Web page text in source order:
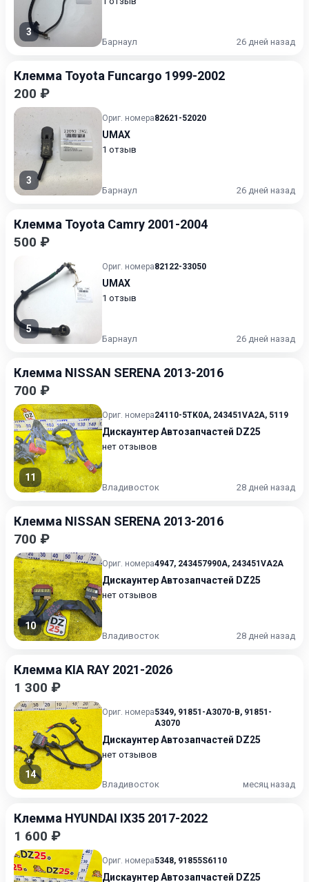
3
Барнаул 26 дней назад
Клемма Toyota Funcargo 1999-2002
200 ₽
3
Ориг. номера82621-52020
UMAX
1 отзыв
Барнаул 26 дней назад
Клемма Toyota Camry 2001-2004
500 ₽
5
Ориг. номера82122-33050
UMAX
1 отзыв
Барнаул 26 дней назад
Клемма NISSAN SERENA 2013-2016
700 ₽
11
Ориг. номера24110-5TK0A, 243451VA2A, 5119
Дискаунтер Автозапчастей DZ25
нет отзывов
Владивосток 28 дней назад
Клемма NISSAN SERENA 2013-2016
700 ₽
10
Ориг. номера4947, 243457990A, 243451VA2A
Дискаунтер Автозапчастей DZ25
нет отзывов
Владивосток 28 дней назад
Клемма KIA RAY 2021-2026
1 300 ₽
14
Ориг. номера5349, 91851-A3070-B, 91851-
A3070
Дискаунтер Автозапчастей DZ25
нет отзывов
Владивосток месяц назад
Клемма HYUNDAI IX35 2017-2022
1 600 ₽
Ориг. номера5348, 91855S6110
Дискаунтер Автозапчастей DZ25